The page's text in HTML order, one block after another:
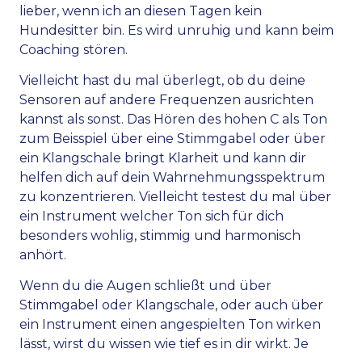
lieber, wenn ich an diesen Tagen kein
Hundesitter bin. Es wird unruhig und kann beim
Coaching stören.
Vielleicht hast du mal überlegt, ob du deine
Sensoren auf andere Frequenzen ausrichten
kannst als sonst. Das Hören des hohen C als Ton
zum Beisspiel über eine Stimmgabel oder über
ein Klangschale bringt Klarheit und kann dir
helfen dich auf dein Wahrnehmungsspektrum
zu konzentrieren. Vielleicht testest du mal über
ein Instrument welcher Ton sich für dich
besonders wohlig, stimmig und harmonisch
anhört.
Wenn du die Augen schließt und über
Stimmgabel oder Klangschale, oder auch über
ein Instrument einen angespielten Ton wirken
lässt, wirst du wissen wie tief es in dir wirkt. Je